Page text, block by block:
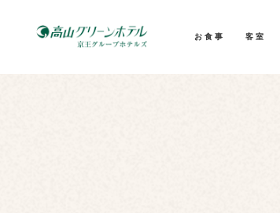
お食事 客室